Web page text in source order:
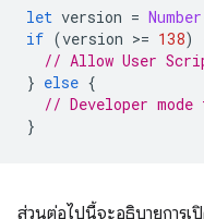
let version = Number
if (version >= 138)
// Allow User
} else {
// Developer
}
ส่วนต่อไปนี้จะอธิบายการเ